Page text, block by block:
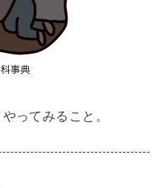
ってみること。